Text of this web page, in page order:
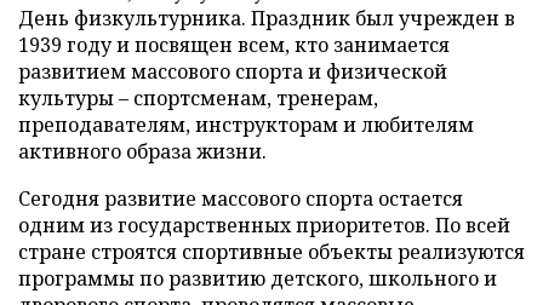
День физкультурника. Праздник был учрежден в
1939 году и посвящен всем, кто занимается
развитием массового спорта и физической
культуры – спортсменам, тренерам,
преподавателям, инструкторам и любителям
активного образа жизни.
Сегодня развитие массового спорта остается
одним из государственных приоритетов. По всей
стране строятся спортивные объекты реализуются
программы по развитию детского, школьного и